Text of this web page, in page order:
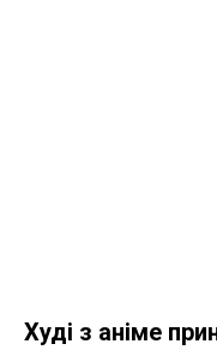
Худі з аніме